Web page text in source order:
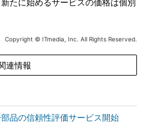
たに始めるサービスの価格は個別
Copyright © ITmedia, Inc. All Rights Reserved.
連情報
品の信頼性評価サービス開始